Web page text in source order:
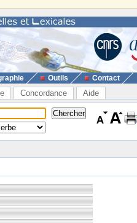
Outils Contact
Concordance Aide